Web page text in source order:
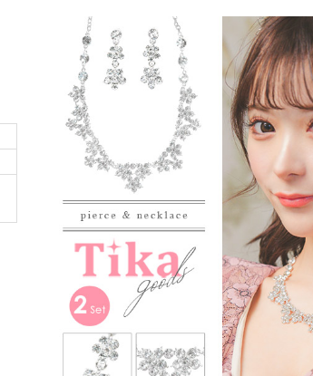
■注意事項